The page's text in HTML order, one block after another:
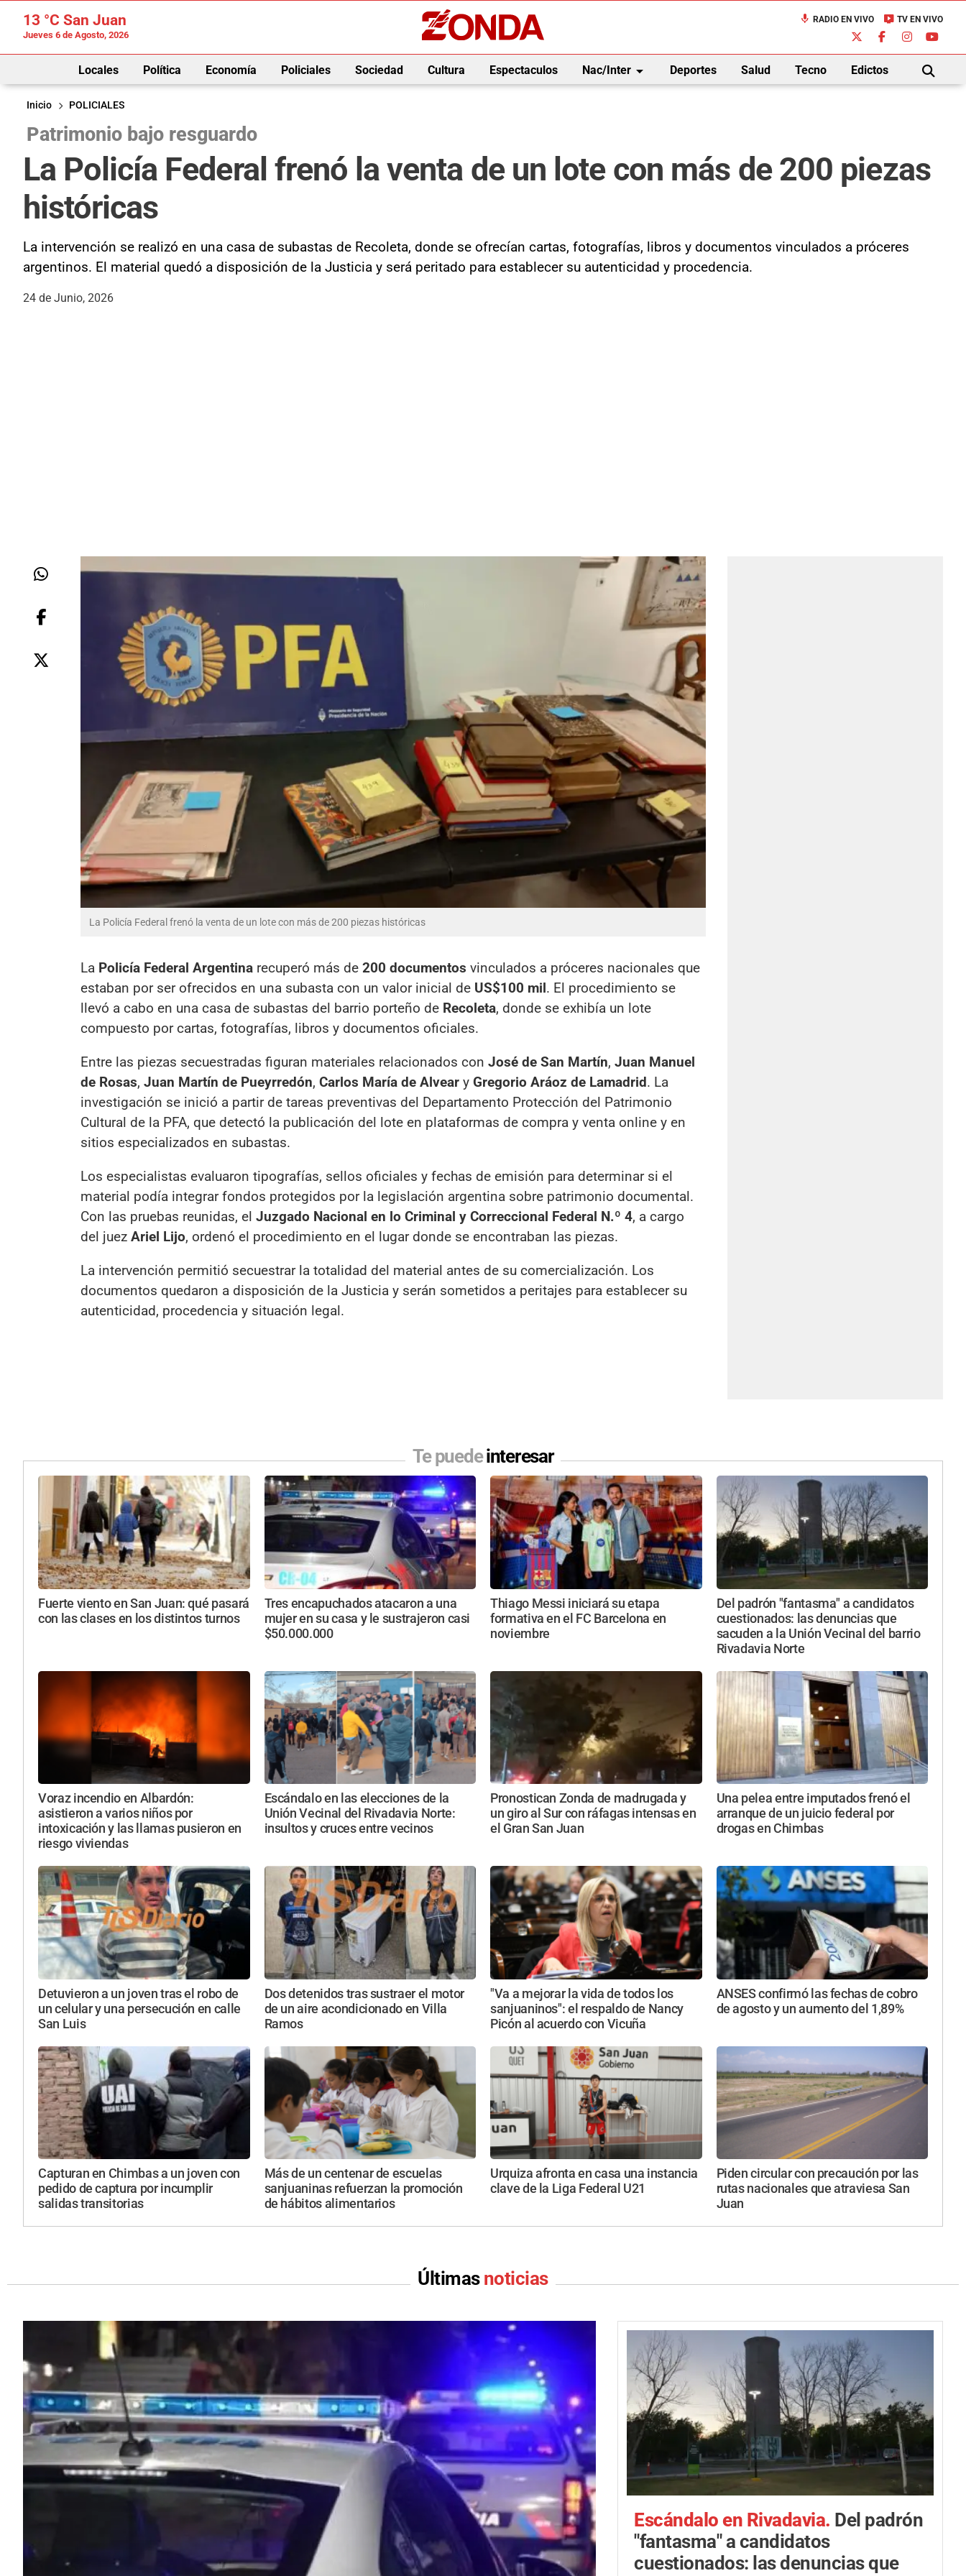
13 °C San Juan
Jueves 6 de Agosto, 2026
mic RADIO EN VIVO live_tv TV EN VIVO
Locales Política Economía Policiales Sociedad Cultura Espectaculos Nac/Interarrow_drop_down Deportes Salud Tecno Edictos
BUSCAR
Inicio
POLICIALES
Patrimonio bajo resguardo
La Policía Federal frenó la venta de un lote con más de 200 piezas
históricas
La intervención se realizó en una casa de subastas de Recoleta, donde se ofrecían cartas, fotografías, libros y documentos vinculados a próceres
argentinos. El material quedó a disposición de la Justicia y será peritado para establecer su autenticidad y procedencia.
24 de Junio, 2026
La Policía Federal frenó la venta de un lote con más de 200 piezas históricas
La Policía Federal Argentina recuperó más de 200 documentos vinculados a próceres nacionales que
estaban por ser ofrecidos en una subasta con un valor inicial de US$100 mil. El procedimiento se
llevó a cabo en una casa de subastas del barrio porteño de Recoleta, donde se exhibía un lote
compuesto por cartas, fotografías, libros y documentos oficiales.
Entre las piezas secuestradas figuran materiales relacionados con José de San Martín, Juan Manuel
de Rosas, Juan Martín de Pueyrredón, Carlos María de Alvear y Gregorio Aráoz de Lamadrid. La
investigación se inició a partir de tareas preventivas del Departamento Protección del Patrimonio
Cultural de la PFA, que detectó la publicación del lote en plataformas de compra y venta online y en
sitios especializados en subastas.
Los especialistas evaluaron tipografías, sellos oficiales y fechas de emisión para determinar si el
material podía integrar fondos protegidos por la legislación argentina sobre patrimonio documental.
Con las pruebas reunidas, el Juzgado Nacional en lo Criminal y Correccional Federal N.º 4, a cargo
del juez Ariel Lijo, ordenó el procedimiento en el lugar donde se encontraban las piezas.
La intervención permitió secuestrar la totalidad del material antes de su comercialización. Los
documentos quedaron a disposición de la Justicia y serán sometidos a peritajes para establecer su
autenticidad, procedencia y situación legal.
Te puedeinteresar
Fuerte viento en San Juan: qué pasará
con las clases en los distintos turnos
Tres encapuchados atacaron a una
mujer en su casa y le sustrajeron casi
$50.000.000
Thiago Messi iniciará su etapa
formativa en el FC Barcelona en
noviembre
Del padrón "fantasma" a candidatos
cuestionados: las denuncias que
sacuden a la Unión Vecinal del barrio
Rivadavia Norte
Voraz incendio en Albardón:
asistieron a varios niños por
intoxicación y las llamas pusieron en
riesgo viviendas
Escándalo en las elecciones de la
Unión Vecinal del Rivadavia Norte:
insultos y cruces entre vecinos
Pronostican Zonda de madrugada y
un giro al Sur con ráfagas intensas en
el Gran San Juan
Una pelea entre imputados frenó el
arranque de un juicio federal por
drogas en Chimbas
Detuvieron a un joven tras el robo de
un celular y una persecución en calle
San Luis
Dos detenidos tras sustraer el motor
de un aire acondicionado en Villa
Ramos
"Va a mejorar la vida de todos los
sanjuaninos": el respaldo de Nancy
Picón al acuerdo con Vicuña
ANSES confirmó las fechas de cobro
de agosto y un aumento del 1,89%
Capturan en Chimbas a un joven con
pedido de captura por incumplir
salidas transitorias
Más de un centenar de escuelas
sanjuaninas refuerzan la promoción
de hábitos alimentarios
Urquiza afronta en casa una instancia
clave de la Liga Federal U21
Piden circular con precaución por las
rutas nacionales que atraviesa San
Juan
Últimas noticias
Escándalo en Rivadavia. Del padrón
"fantasma" a candidatos
cuestionados: las denuncias que